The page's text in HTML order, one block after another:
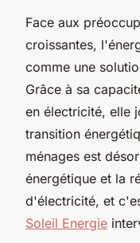
Face aux
croissantes,
comme une
Grâce à sa
en électricité, elle
transition
ménages est
énergétique et la
d'électricité, et
Soleil Energie